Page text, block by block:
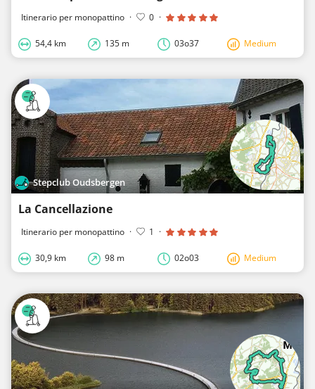
Itinerario per monopattino · 0 ·
54,4 km 135 m 03o37 Medium
Stepclub Oudsbergen
La Cancellazione
Itinerario per monopattino · 1 ·
30,9 km 98 m 02o03 Medium